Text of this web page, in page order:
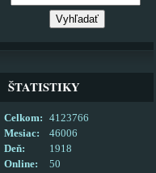
ŠTATISTIKY
Online: 50
Celkom:
4123766
Mesiac:
46006
Deň:
1918